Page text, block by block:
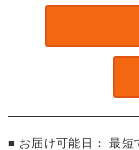
■ お届け可能日： 最短